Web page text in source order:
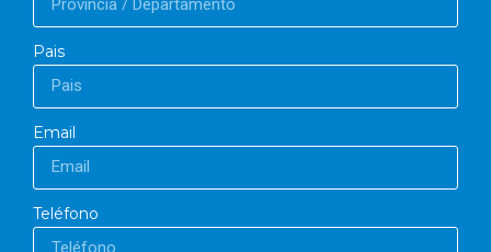
Pais
Email
Teléfono